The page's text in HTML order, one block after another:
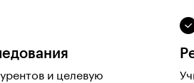
и целевую